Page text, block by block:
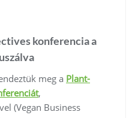
konferencia a
meg a Plant-
,
(Vegan Business